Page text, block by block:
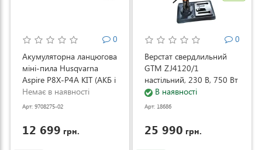
0
Акумуляторна ланцюгова
міні-пила Husqvarna
Aspire P8X-P4A KIT (АКБ і
ЗП) (9708275-02)
Немає в наявності
Арт: 9708275-02
12 699 грн.
0
Верстат свердлильний
GTM ZJ4120/1
настільний, 230 В, 750 Вт
(ZJ4120/1)
В наявності
Арт: 18686
25 990 грн.